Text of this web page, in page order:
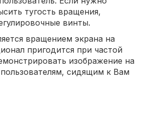
тугость вращения,
винты.
вращением экрана на
пригодится при частой
изображение на
сидящим к Вам